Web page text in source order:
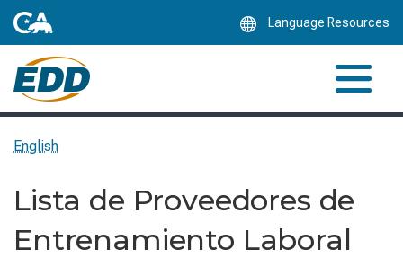
Language Resources
English
Lista de Proveedores de
Entrenamiento Laboral